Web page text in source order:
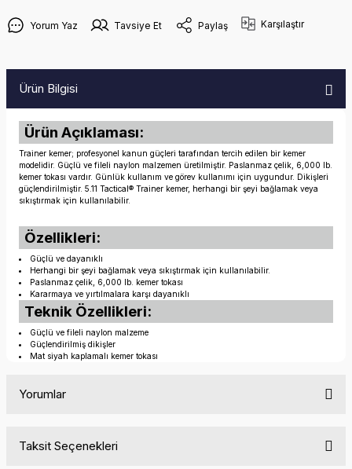
Yorum Yaz Tavsiye Et Paylaş Karşılaştır
Ürün Bilgisi
Ürün Açıklaması:
Trainer kemer; profesyonel kanun güçleri tarafından tercih edilen bir kemer
modelidir. Güçlü ve fileli naylon malzemen üretilmiştir. Paslanmaz çelik, 6,000 lb.
kemer tokası vardır. Günlük kullanım ve görev kullanımı için uygundur. Dikişleri
güçlendirilmiştir. 5.11 Tactical® Trainer kemer, herhangi bir şeyi bağlamak veya
sıkıştırmak için kullanılabilir.
Özellikleri:
Güçlü ve dayanıklı
Herhangi bir şeyi bağlamak veya sıkıştırmak için kullanılabilir.
Paslanmaz çelik, 6,000 lb. kemer tokası
Kararmaya ve yırtılmalara karşı dayanıklı
Teknik Özellikleri:
Güçlü ve fileli naylon malzeme
Güçlendirilmiş dikişler
Mat siyah kaplamalı kemer tokası
Yorumlar
Taksit Seçenekleri